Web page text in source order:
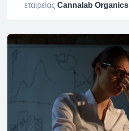
εταιρείας Cannalab Organics